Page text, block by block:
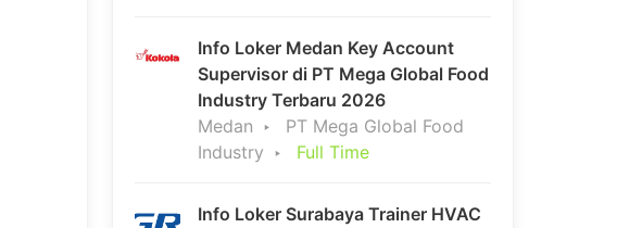
Info Loker Medan Key Account
Supervisor di PT Mega Global Food
Industry Terbaru 2026
Medan
PT Mega Global Food
Industry
Full Time
Info Loker Surabaya Trainer HVAC